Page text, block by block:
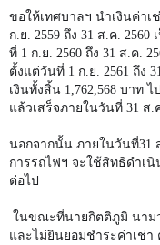
ขอให้เทศบาลฯ นำเงินค่าเ
ก.ย. 2559 ถึง 31 ส.ค.
ที่ 1 ก.ย. 2560 ถึง 31 ส.ค.
ตั้งแต่วันที่ 1 ก.ย. 2561 ถึง
เงินทั้งสิ้น 1,762,568 บาท
แล้วเสร็จภายในวันที่ 31 ส.
นอกจากนั้น ภายในวันที่31
การรถไฟฯ จะใช้สิทธิดำเนิ
ต่อไป
ในขณะที่นายกิตติภูมิ นาม
และไม่ยินยอมชำระค่าเช่า